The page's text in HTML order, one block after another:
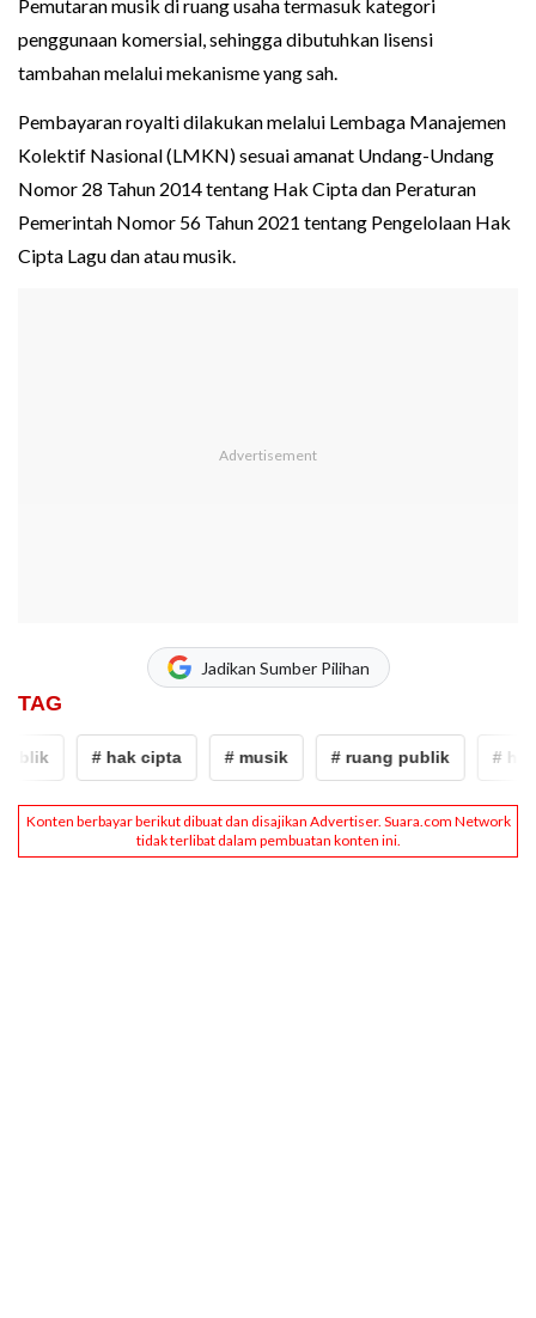
Pemutaran musik di ruang usaha termasuk kategori
penggunaan komersial, sehingga dibutuhkan lisensi
tambahan melalui mekanisme yang sah.
Pembayaran royalti dilakukan melalui Lembaga Manajemen
Kolektif Nasional (LMKN) sesuai amanat Undang-Undang
Nomor 28 Tahun 2014 tentang Hak Cipta dan Peraturan
Pemerintah Nomor 56 Tahun 2021 tentang Pengelolaan Hak
Cipta Lagu dan atau musik.
Jadikan Sumber Pilihan
TAG
# hak cipta # musik # ruang publik # hak